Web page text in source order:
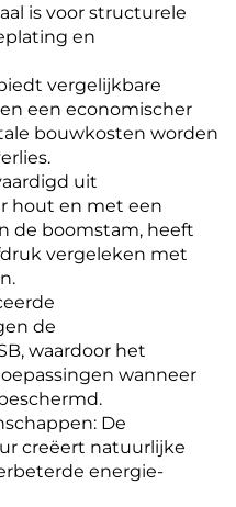
is voor structurele
en
vergelijkbare
een economischer
bouwkosten worden
uit
hout en met een
de boomstam, heeft
vergeleken met
de
waardoor het
wanneer
De
creëert natuurlijke
energie-